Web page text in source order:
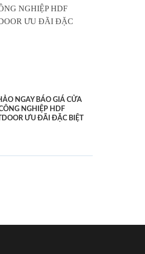
NGAY BÁO GIÁ CỬA
NGHIỆP HDF
ƯU ĐÃI ĐẶC BIỆT